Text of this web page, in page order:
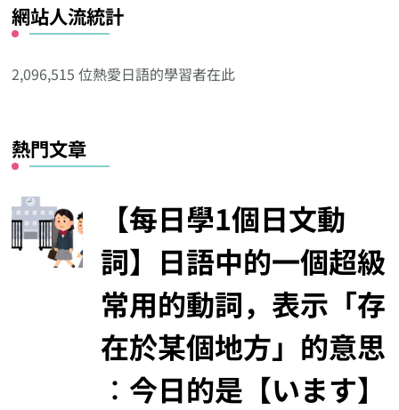
其
他
類
網站人流統計
2,096,515 位熱愛日語的學習者在此
熱門文章
【每日學1個日文動
詞】日語中的一個超級
常用的動詞，表示「存
在於某個地方」的意思
︰今日的是【います】